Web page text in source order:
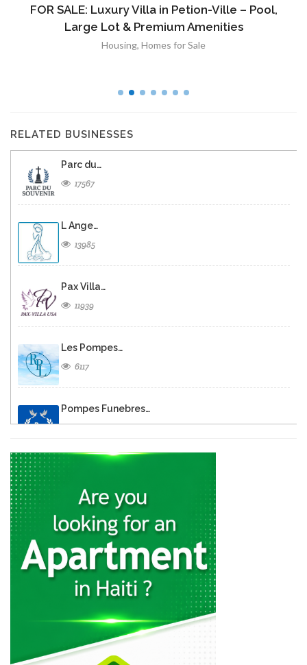
FOR SALE: Luxury Villa in Petion-Ville – Pool,
Large Lot & Premium Amenities
Housing, Homes for Sale
RELATED BUSINESSES
Parc du…
17567
L Ange…
13985
Pax Villa…
11939
Les Pompes…
6117
Pompes Funebres…
782
707
Grand Cimetiere…
633
Cimetiere De…
Cimetiere de…